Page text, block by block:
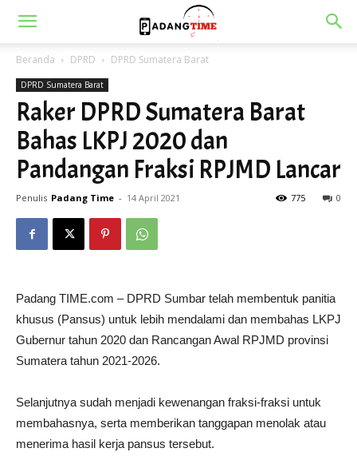
Beranda DPRD DPRD Sumatera Barat
DPRD Sumatera Barat
Raker DPRD Sumatera Barat
Bahas LKPJ 2020 dan
Pandangan Fraksi RPJMD Lancar
Penulis Padang Time - 14 April 2021 0
775
Padang TIME.com – DPRD Sumbar telah membentuk panitia
khusus (Pansus) untuk lebih mendalami dan membahas LKPJ
Gubernur tahun 2020 dan Rancangan Awal RPJMD provinsi
Sumatera tahun 2021-2026.
Selanjutnya sudah menjadi kewenangan fraksi-fraksi untuk
membahasnya, serta memberikan tanggapan menolak atau
menerima hasil kerja pansus tersebut.